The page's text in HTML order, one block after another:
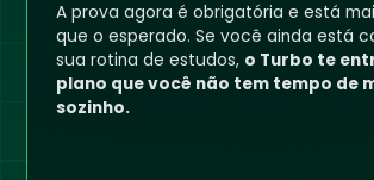
A prova agora é obrigatória e está
que o esperado. Se você ainda está
sua rotina de estudos, o Turbo te
plano que você não tem tempo de
sozinho.